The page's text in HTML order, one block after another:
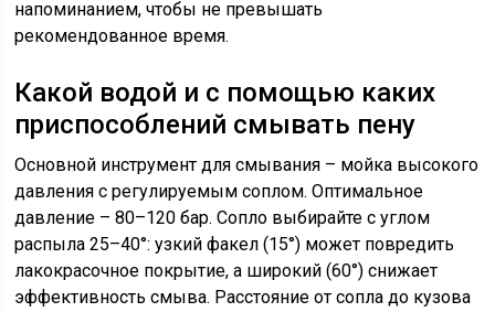
напоминанием, чтобы не превышать
рекомендованное время.
Какой водой и с помощью каких
приспособлений смывать пену
Основной инструмент для смывания – мойка высокого
давления с регулируемым соплом. Оптимальное
давление – 80–120 бар. Сопло выбирайте с углом
распыла 25–40°: узкий факел (15°) может повредить
лакокрасочное покрытие, а широкий (60°) снижает
эффективность смыва. Расстояние от сопла до кузова